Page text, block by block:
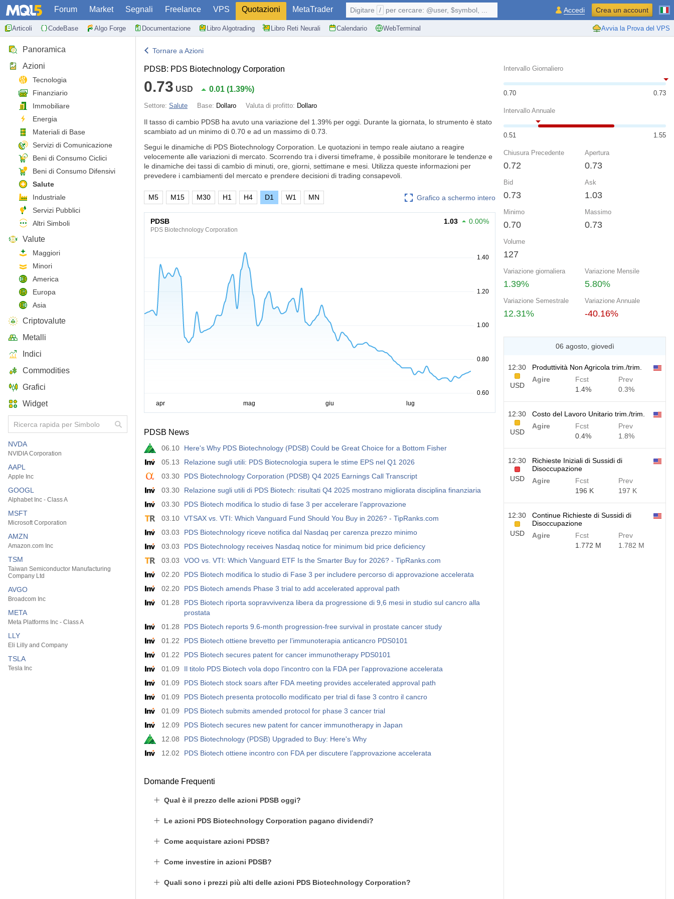
Forum Market Segnali Freelance VPS Quotazioni MetaTrader
Articoli CodeBase Algo Forge Documentazione Libro Algotrading Libro Reti Neurali Calendario WebTerminal Avvia la Prova del VPS
Digitare / per cercare: @user, $symbol, ... Accedi Crea un account
Panoramica
Azioni
Tecnologia
Finanziario
Immobiliare
Energia
Materiali di Base
Servizi di Comunicazione
Beni di Consumo Ciclici
Beni di Consumo Difensivi
Salute
Industriale
Servizi Pubblici
Altri Simboli
Valute
Maggiori
Minori
America
Europa
Asia
Criptovalute
Metalli
Indici
Commodities
Grafici
Widget
NVDA
NVIDIA Corporation
AAPL
Apple Inc
GOOGL
Alphabet Inc - Class A
MSFT
Microsoft Corporation
AMZN
Amazon.com Inc
TSM
Taiwan Semiconductor Manufacturing
Company Ltd
AVGO
Broadcom Inc
META
Meta Platforms Inc - Class A
LLY
Eli Lilly and Company
TSLA
Tesla Inc
Tornare a Azioni
PDSB: PDS Biotechnology Corporation
0.73 USD 0.01 (1.39%)
Settore: Salute Base: Dollaro Valuta di profitto: Dollaro
Il tasso di cambio PDSB ha avuto una variazione del 1.39% per oggi. Durante la giornata, lo strumento è stato
scambiato ad un minimo di 0.70 e ad un massimo di 0.73.
Segui le dinamiche di PDS Biotechnology Corporation. Le quotazioni in tempo reale aiutano a reagire
velocemente alle variazioni di mercato. Scorrendo tra i diversi timeframe, è possibile monitorare le tendenze e
le dinamiche dei tassi di cambio di minuti, ore, giorni, settimane e mesi. Utilizza queste informazioni per
prevedere i cambiamenti del mercato e prendere decisioni di trading consapevoli.
Grafico a schermo intero
M5 M15 M30 H1 H4 D1 W1 MN
PDSB
PDS Biotechnology Corporation
1.03 0.00%
PDSB News
06.10
Here's Why PDS Biotechnology (PDSB) Could be Great Choice for a Bottom Fisher
05.13
Relazione sugli utili: PDS Biotecnologia supera le stime EPS nel Q1 2026
03.30
PDS Biotechnology Corporation (PDSB) Q4 2025 Earnings Call Transcript
03.30
Relazione sugli utili di PDS Biotech: risultati Q4 2025 mostrano migliorata disciplina finanziaria
03.30
PDS Biotech modifica lo studio di fase 3 per accelerare l’approvazione
03.10 VTSAX vs. VTI: Which Vanguard Fund Should You Buy in 2026? - TipRanks.com
03.03
PDS Biotechnology riceve notifica dal Nasdaq per carenza prezzo minimo
03.03
PDS Biotechnology receives Nasdaq notice for minimum bid price deficiency
03.03
VOO vs. VTI: Which Vanguard ETF Is the Smarter Buy for 2026? - TipRanks.com
02.20
PDS Biotech modifica lo studio di Fase 3 per includere percorso di approvazione accelerata
02.20
PDS Biotech amends Phase 3 trial to add accelerated approval path
01.28
PDS Biotech riporta sopravvivenza libera da progressione di 9,6 mesi in studio sul cancro alla
prostata
01.28
PDS Biotech reports 9.6-month progression-free survival in prostate cancer study
01.22
PDS Biotech ottiene brevetto per l’immunoterapia anticancro PDS0101
01.22
PDS Biotech secures patent for cancer immunotherapy PDS0101
01.09
Il titolo PDS Biotech vola dopo l’incontro con la FDA per l’approvazione accelerata
01.09
PDS Biotech stock soars after FDA meeting provides accelerated approval path
01.09
PDS Biotech presenta protocollo modificato per trial di fase 3 contro il cancro
01.09
PDS Biotech submits amended protocol for phase 3 cancer trial
12.09
PDS Biotech secures new patent for cancer immunotherapy in Japan
12.08
PDS Biotechnology (PDSB) Upgraded to Buy: Here's Why
12.02
PDS Biotech ottiene incontro con FDA per discutere l’approvazione accelerata
Domande Frequenti
Qual è il prezzo delle azioni PDSB oggi?
Le azioni PDS Biotechnology Corporation pagano dividendi?
Come acquistare azioni PDSB?
Come investire in azioni PDSB?
Quali sono i prezzi più alti delle azioni PDS Biotechnology Corporation?
Intervallo Giornaliero
0.70 0.73
Intervallo Annuale
0.51 1.55
Chiusura Precedente
0.72
Apertura
0.73
Bid
0.73
Ask
1.03
Minimo
0.70
Massimo
0.73
Volume
127
Variazione giornaliera
1.39%
Variazione Mensile
5.80%
Variazione Semestrale
12.31%
Variazione Annuale
-40.16%
06 agosto, giovedì
12:30
USD
Produttività Non Agricola trim./trim.
Agire
Fcst
1.4%
Prev
0.3%
12:30
USD
Costo del Lavoro Unitario trim./trim.
Agire
Fcst
0.4%
Prev
1.8%
12:30
USD
Richieste Iniziali di Sussidi di
Disoccupazione
Agire
Fcst
196 K
Prev
197 K
12:30
USD
Continue Richieste di Sussidi di
Disoccupazione
Agire
Fcst
1.772 M
Prev
1.782 M